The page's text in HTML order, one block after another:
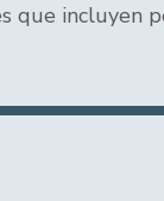
que incluyen